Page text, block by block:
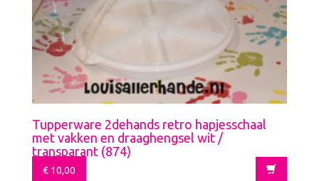
Tupperware 2dehands retro hapjesschaal
met vakken en draaghengsel wit /
transparant (874)
€ 10,00